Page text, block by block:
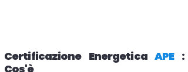
Certificazione EnergeticaAPE:
Cos'è